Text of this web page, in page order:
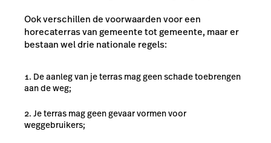
Ook verschillen de voorwaarden voor een
horecaterras van gemeente tot gemeente, maar er
bestaan wel drie nationale regels:
De aanleg van je terras mag geen schade toebrengen
aan de weg;
Je terras mag geen gevaar vormen voor
weggebruikers;